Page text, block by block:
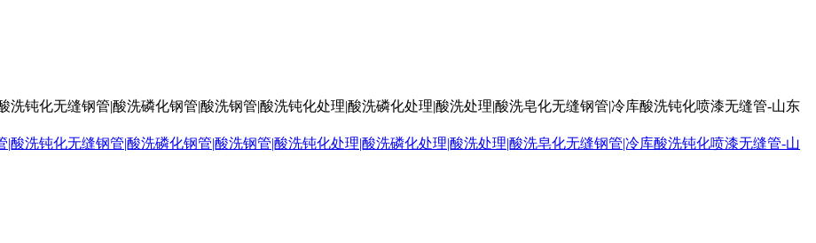
钝化无缝钢管|酸洗磷化钢管|酸洗钢管|酸洗钝化处理|酸洗磷化处理|酸洗处理|酸洗皂化无缝钢管|冷库酸洗钝化喷漆无缝管-山东